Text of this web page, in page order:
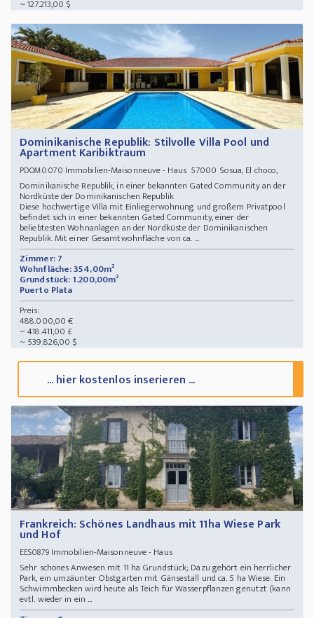
~ 127.213,00 $
Dominikanische Republik: Stilvolle Villa Pool und
Apartment Karibiktraum
PDOM0070 Immobilien-Maisonneuve - Haus 57000 Sosua, El choco,
Dominikanische Republik, in einer bekannten Gated Community an der
Nordküste der Dominikanischen Republik
Diese hochwertige Villa mit Einliegerwohnung und großem Privatpool
befindet sich in einer bekannten Gated Community, einer der
beliebtesten Wohnanlagen an der Nordküste der Dominikanischen
Republik. Mit einer Gesamtwohnfläche von ca. ...
Zimmer: 7
Wohnfläche: 354,00m²
Grundstück: 1.200,00m²
Puerto Plata
Preis:
488.000,00 €
~ 418.411,00 £
~ 539.826,00 $
... hier kostenlos inserieren ...
Frankreich: Schönes Landhaus mit 11ha Wiese Park
und Hof
EES0879Immobilien-Maisonneuve - Haus
Sehr schönes Anwesen mit 11 ha Grundstück; Dazu gehört ein herrlicher
Park, ein umzäunter Obstgarten mit Gänsestall und ca. 5 ha Wiese. Ein
Schwimmbecken wird heute als Teich für Wasserpflanzen genutzt (kann
evtl. wieder in ein ...